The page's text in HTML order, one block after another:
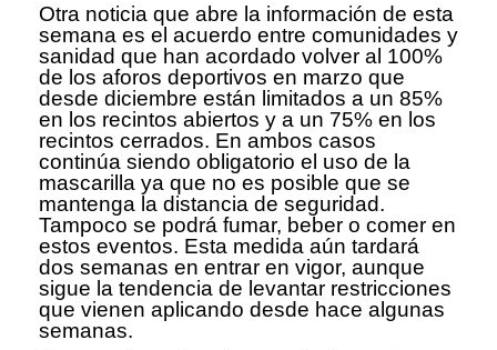
Otra noticia que abre la información de esta
semana es el acuerdo entre comunidades y
sanidad que han acordado volver al 100%
de los aforos deportivos en marzo que
desde diciembre están limitados a un 85%
en los recintos abiertos y a un 75% en los
recintos cerrados. En ambos casos
continúa siendo obligatorio el uso de la
mascarilla ya que no es posible que se
mantenga la distancia de seguridad.
Tampoco se podrá fumar, beber o comer en
estos eventos. Esta medida aún tardará
dos semanas en entrar en vigor, aunque
sigue la tendencia de levantar restricciones
que vienen aplicando desde hace algunas
semanas.